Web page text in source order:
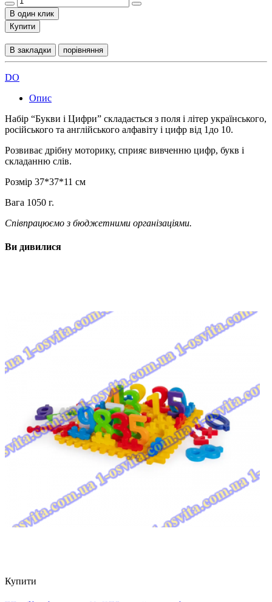
В один клик
Купити
В закладки порівняння
DO
Опис
Набір “Букви і Цифри” складається з поля і літер українського,
російського та англійського алфавіту і цифр від 1до 10.
Розвиває дрібну моторику, сприяє вивченню цифр, букв і
складанню слів.
Розмір 37*37*11 см
Вага 1050 г.
Співпрацюємо з бюджетними організаціями.
Ви дивилися
Купити